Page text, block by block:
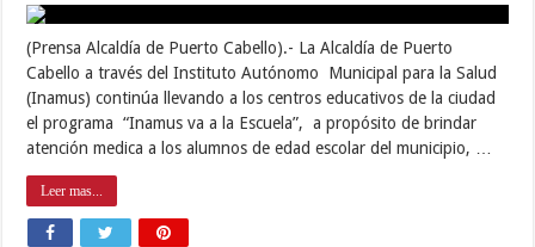
(Prensa Alcaldía de Puerto Cabello).- La Alcaldía de Puerto
Cabello a través del Instituto Autónomo Municipal para la Salud
(Inamus) continúa llevando a los centros educativos de la ciudad
el programa “Inamus va a la Escuela”, a propósito de brindar
atención medica a los alumnos de edad escolar del municipio, …
Leer mas...